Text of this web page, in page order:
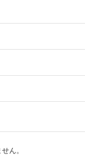
ん。